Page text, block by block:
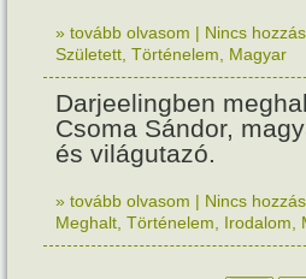
» tovább olvasom | Nincs
Született Történelem Magyar
Darjeelingben
Csoma Sándor,
és világutazó.
» tovább olvasom | Nincs
Meghalt Történelem Irodalom